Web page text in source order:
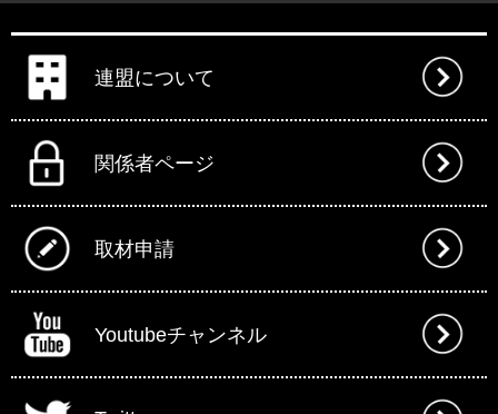
連盟について
関係者ページ
取材申請
Youtubeチャンネル